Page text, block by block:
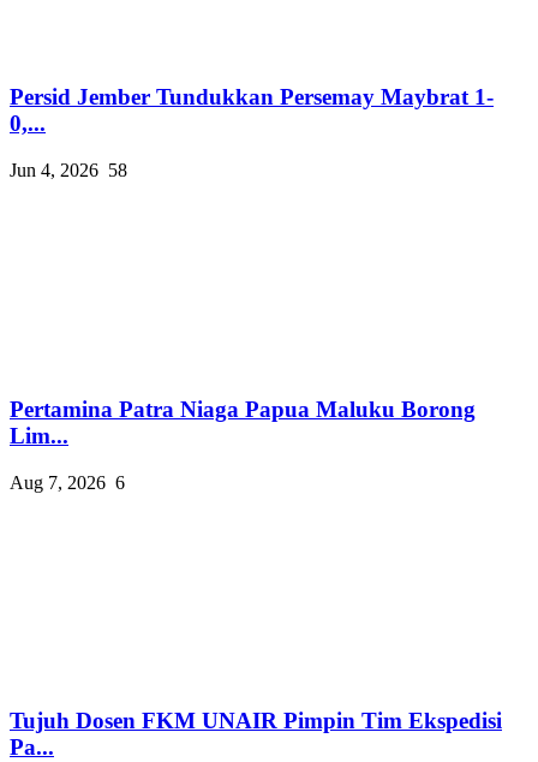
Persid Jember Tundukkan Persemay Maybrat 1-
0,...
Jun 4, 2026 58
Pertamina Patra Niaga Papua Maluku Borong
Lim...
Aug 7, 2026 6
Tujuh Dosen FKM UNAIR Pimpin Tim Ekspedisi
Pa...